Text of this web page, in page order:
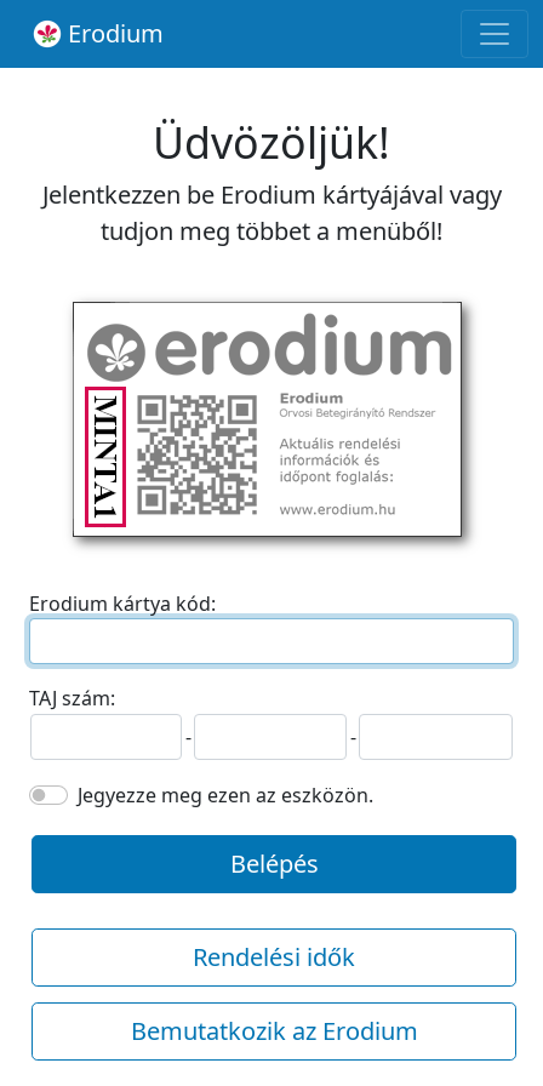
Erodium
Üdvözöljük!
Jelentkezzen be Erodium kártyájával vagy
tudjon meg többet a menüből!
Erodium kártya kód:
TAJ szám:
-
-
Jegyezze meg ezen az eszközön.
Belépés
Rendelési idők
Bemutatkozik az Erodium